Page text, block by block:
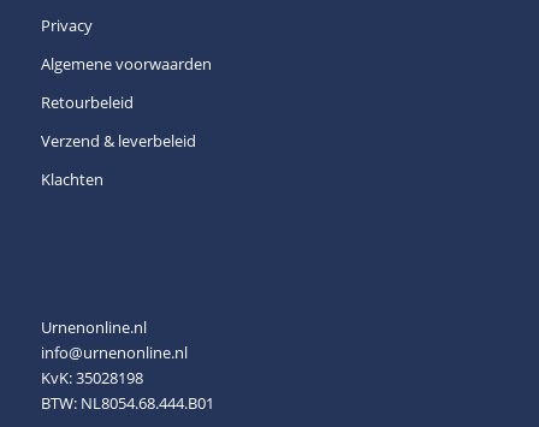
Privacy
Algemene voorwaarden
Retourbeleid
Verzend & leverbeleid
Klachten
Urnenonline.nl
info@urnenonline.nl
KvK: 35028198
BTW: NL8054.68.444.B01